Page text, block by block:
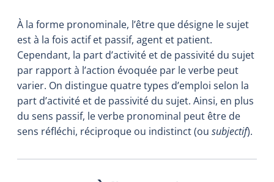
À la forme pronominale, l’être que désigne le sujet
est à la fois actif et passif, agent et patient.
Cependant, la part d’activité et de passivité du sujet
par rapport à l’action évoquée par le verbe peut
varier. On distingue quatre types d’emploi selon la
part d’activité et de passivité du sujet. Ainsi, en plus
du sens passif, le verbe pronominal peut être de
sens réfléchi, réciproque ou indistinct (ou subjectif).